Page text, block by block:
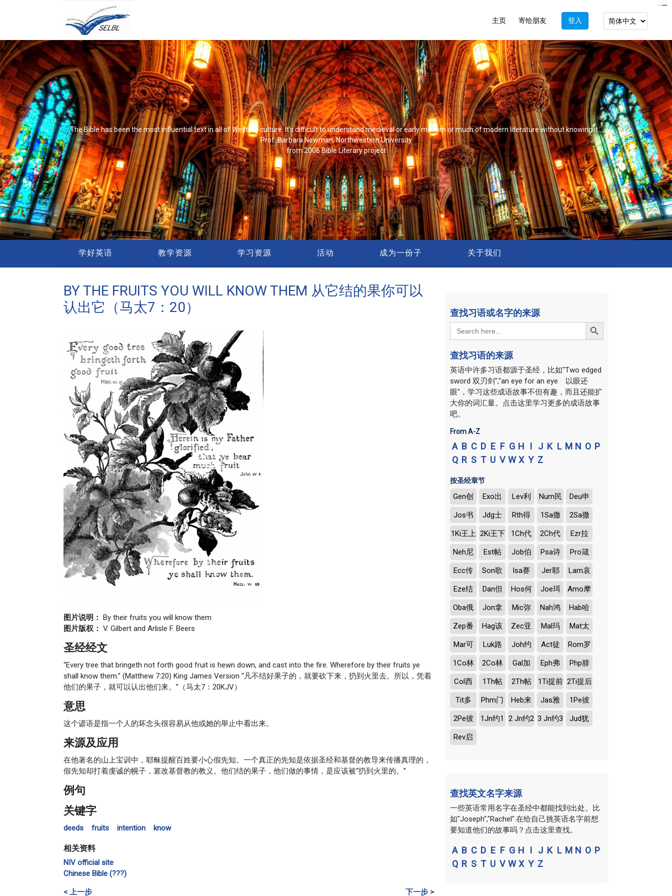
主页 寄给朋友 登入
The Bible has been the most influential text in all of Western culture. It's difficult to understand medieval or early modern or much of modern literature without knowing it...
Prof. Barbara Newman, Northwestern University
from 2006 Bible Literary project
学好英语 教学资源 学习资源 活动 成为一份子 关于我们
BY THE FRUITS YOU WILL KNOW THEM 从它结的果你可以
认出它（马太7：20）
图片说明： By their fruits you will know them
图片版权： V. Gilbert and Arlisle F. Beers
圣经经文
“Every tree that bringeth not forth good fruit is hewn down, and cast into the fire. Wherefore by their fruits ye
shall know them.” (Matthew 7:20) King James Version “凡不结好果子的，就要砍下来，扔到火里去。所以，凭着
他们的果子，就可以认出他们来。”（马太7：20KJV）
意思
这个谚语是指一个人的坏念头很容易从他或她的舉止中看出来。
来源及应用
在他著名的山上宝训中，耶稣提醒百姓要小心假先知。一个真正的先知是依据圣经和基督的教导来传播真理的，
假先知却打着虔诚的幌子，篡改基督教的教义。他们结的果子，他们做的事情，是应该被“扔到火里的。”
例句
关键字
deeds fruits intention know
相关资料
NIV official site
Chinese Bible (???)
< 上一步 下一步 >
查找习语或名字的来源
Search
for:
Search Button
查找习语的来源
英语中许多习语都源于圣经，比如"Two edged
sword 双刃剑","an eye for an eye 以眼还
眼"，学习这些成语故事不但有趣，而且还能扩
大你的词汇量。点击这里学习更多的成语故事
吧。
From A-Z
A B C D E F G H I J K L M N O P
Q R S T U V W X Y Z
按圣经章节
Gen创 Exo出 Lev利 Num民 Deu申
Jos书 Jdg士 Rth得 1Sa撒 2Sa撒
1Ki王上 2Ki王下 1Ch代 2Ch代 Ezr拉
Neh尼 Est帖 Job伯 Psa诗 Pro箴
Ecc传 Son歌 Isa赛 Jer耶 Lam哀
Eze结 Dan但 Hos何 Joe珥 Amo摩
Oba俄 Jon拿 Mic弥 Nah鸿 Hab哈
Zep番 Hag该 Zec亚 Mal玛 Mat太
Mar可 Luk路 Joh约 Act徒 Rom罗
1Co林 2Co林 Gal加 Eph弗 Php腓
Col西 1Th帖 2Th帖 1Ti提前 2Ti提后
Tit多 Phm门 Heb来 Jas雅 1Pe彼
2Pe彼 1Jn约1 2 Jn约2 3 Jn约3 Jud犹
Rev启
查找英文名字来源
一些英语常用名字在圣经中都能找到出处。比
如"Joseph","Rachel".在给自己挑英语名字前想
要知道他们的故事吗？点击这里查找。
A B C D E F G H I J K L M N O P
Q R S T U V W X Y Z